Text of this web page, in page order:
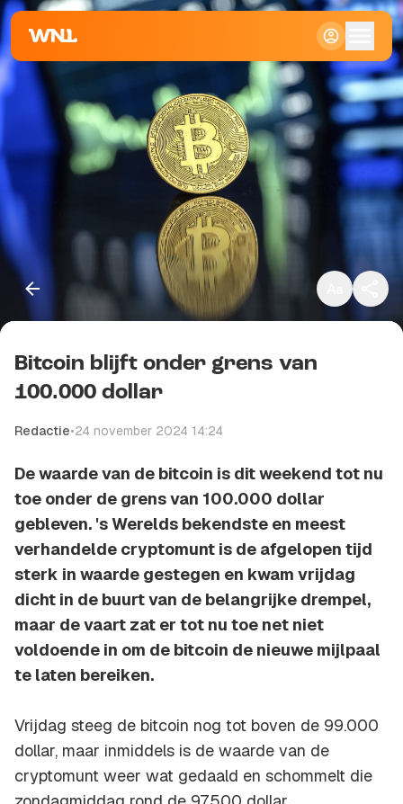
Standaard
Groot
Kopieer link
Bitcoin blijft onder grens van
100.000 dollar
Redactie•24 november 2024 14:24
De waarde van de bitcoin is dit weekend tot nu
toe onder de grens van 100.000 dollar
gebleven. 's Werelds bekendste en meest
verhandelde cryptomunt is de afgelopen tijd
sterk in waarde gestegen en kwam vrijdag
dicht in de buurt van de belangrijke drempel,
maar de vaart zat er tot nu toe net niet
voldoende in om de bitcoin de nieuwe mijlpaal
te laten bereiken.
Vrijdag steeg de bitcoin nog tot boven de 99.000
dollar, maar inmiddels is de waarde van de
cryptomunt weer wat gedaald en schommelt die